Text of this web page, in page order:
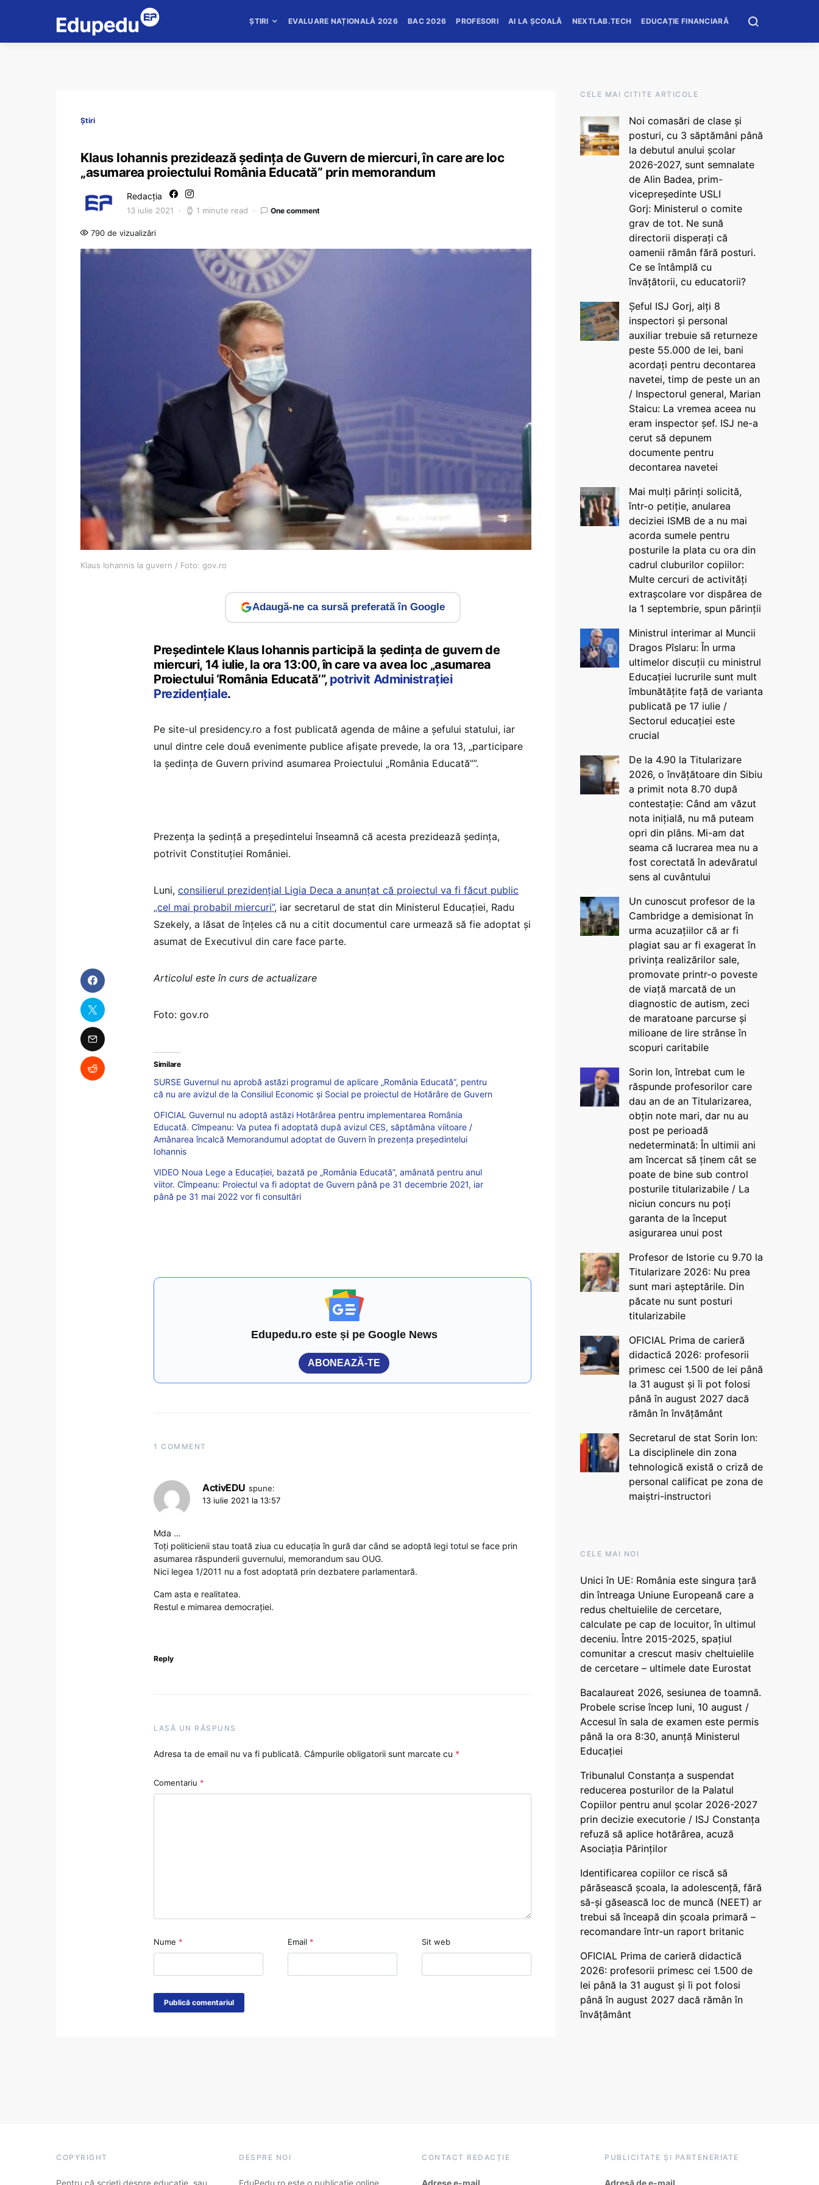
ȘTIRI EVALUARE NAȚIONALĂ 2026 BAC 2026 PROFESORI AI LA ȘCOALĂ NEXTLAB.TECH EDUCAȚIE FINANCIARĂ
Știri
Klaus Iohannis prezidează ședința de Guvern de miercuri, în care are loc
„asumarea proiectului România Educată” prin memorandum
Redacția
13 iulie 2021 1 minute read One comment
790 de vizualizări
Klaus Iohannis la guvern / Foto: gov.ro
Adaugă-ne ca sursă preferată în Google
Președintele Klaus Iohannis participă la ședința de guvern de
miercuri, 14 iulie, la ora 13:00, în care va avea loc „asumarea
Proiectului ‘România Educată’”, potrivit Administrației
Prezidențiale.
Pe site-ul presidency.ro a fost publicată agenda de mâine a șefului statului, iar
unul dintre cele două evenimente publice afișate prevede, la ora 13, „participare
la ședința de Guvern privind asumarea Proiectului „România Educată””.
Prezența la ședință a președintelui înseamnă că acesta prezidează ședința,
potrivit Constituției României.
Luni, consilierul prezidențial Ligia Deca a anunțat că proiectul va fi făcut public
„cel mai probabil miercuri”, iar secretarul de stat din Ministerul Educației, Radu
Szekely, a lăsat de înțeles că nu a citit documentul care urmează să fie adoptat și
asumat de Executivul din care face parte.
Articolul este în curs de actualizare
Foto: gov.ro
Similare
SURSE Guvernul nu aprobă astăzi programul de aplicare „România Educată”, pentru
că nu are avizul de la Consiliul Economic și Social pe proiectul de Hotărâre de Guvern
OFICIAL Guvernul nu adoptă astăzi Hotărârea pentru implementarea România
Educată. Cîmpeanu: Va putea fi adoptată după avizul CES, săptămâna viitoare /
Amânarea încalcă Memorandumul adoptat de Guvern în prezența președintelui
Iohannis
VIDEO Noua Lege a Educației, bazată pe „România Educată”, amânată pentru anul
viitor. Cîmpeanu: Proiectul va fi adoptat de Guvern până pe 31 decembrie 2021, iar
până pe 31 mai 2022 vor fi consultări
Edupedu.ro este și pe Google News
ABONEAZĂ-TE
1 COMMENT
ActivEDU spune:
13 iulie 2021 la 13:57
Mda …
Toți politicienii stau toată ziua cu educația în gură dar când se adoptă legi totul se face prin
asumarea răspunderii guvernului, memorandum sau OUG.
Nici legea 1/2011 nu a fost adoptată prin dezbatere parlamentară.
Cam asta e realitatea.
Restul e mimarea democrației.
Reply
LASĂ UN RĂSPUNS
Adresa ta de email nu va fi publicată. Câmpurile obligatorii sunt marcate cu *
Comentariu *
Nume * Email * Sit web
CELE MAI CITITE ARTICOLE
Noi comasări de clase și
posturi, cu 3 săptămâni până
la debutul anului școlar
2026-2027, sunt semnalate
de Alin Badea, prim-
vicepreședinte USLI
Gorj: Ministerul o comite
grav de tot. Ne sună
directorii disperați că
oamenii rămân fără posturi.
Ce se întâmplă cu
învățătorii, cu educatorii?
Șeful ISJ Gorj, alți 8
inspectori și personal
auxiliar trebuie să returneze
peste 55.000 de lei, bani
acordați pentru decontarea
navetei, timp de peste un an
/ Inspectorul general, Marian
Staicu: La vremea aceea nu
eram inspector șef. ISJ ne-a
cerut să depunem
documente pentru
decontarea navetei
Mai mulți părinți solicită,
într-o petiție, anularea
deciziei ISMB de a nu mai
acorda sumele pentru
posturile la plata cu ora din
cadrul cluburilor copiilor:
Multe cercuri de activități
extrașcolare vor dispărea de
la 1 septembrie, spun părinții
Ministrul interimar al Muncii
Dragos Pîslaru: În urma
ultimelor discuții cu ministrul
Educației lucrurile sunt mult
îmbunătățite față de varianta
publicată pe 17 iulie /
Sectorul educației este
crucial
De la 4.90 la Titularizare
2026, o învățătoare din Sibiu
a primit nota 8.70 după
contestație: Când am văzut
nota inițială, nu mă puteam
opri din plâns. Mi-am dat
seama că lucrarea mea nu a
fost corectată în adevăratul
sens al cuvântului
Un cunoscut profesor de la
Cambridge a demisionat în
urma acuzațiilor că ar fi
plagiat sau ar fi exagerat în
privința realizărilor sale,
promovate printr-o poveste
de viață marcată de un
diagnostic de autism, zeci
de maratoane parcurse și
milioane de lire strânse în
scopuri caritabile
Sorin Ion, întrebat cum le
răspunde profesorilor care
dau an de an Titularizarea,
obțin note mari, dar nu au
post pe perioadă
nedeterminată: În ultimii ani
am încercat să ținem cât se
poate de bine sub control
posturile titularizabile / La
niciun concurs nu poți
garanta de la început
asigurarea unui post
Profesor de Istorie cu 9.70 la
Titularizare 2026: Nu prea
sunt mari așteptările. Din
păcate nu sunt posturi
titularizabile
OFICIAL Prima de carieră
didactică 2026: profesorii
primesc cei 1.500 de lei până
la 31 august și îi pot folosi
până în august 2027 dacă
rămân în învățământ
Secretarul de stat Sorin Ion:
La disciplinele din zona
tehnologică există o criză de
personal calificat pe zona de
maiștri-instructori
CELE MAI NOI
Unici în UE: România este singura țară
din întreaga Uniune Europeană care a
redus cheltuielile de cercetare,
calculate pe cap de locuitor, în ultimul
deceniu. Între 2015-2025, spațiul
comunitar a crescut masiv cheltuielile
de cercetare – ultimele date Eurostat
Bacalaureat 2026, sesiunea de toamnă.
Probele scrise încep luni, 10 august /
Accesul în sala de examen este permis
până la ora 8:30, anunță Ministerul
Educației
Tribunalul Constanța a suspendat
reducerea posturilor de la Palatul
Copiilor pentru anul școlar 2026-2027
prin decizie executorie / ISJ Constanța
refuză să aplice hotărârea, acuză
Asociația Părinților
Identificarea copiilor ce riscă să
părăsească școala, la adolescență, fără
să-și găsească loc de muncă (NEET) ar
trebui să înceapă din școala primară –
recomandare într-un raport britanic
OFICIAL Prima de carieră didactică
2026: profesorii primesc cei 1.500 de
lei până la 31 august și îi pot folosi
până în august 2027 dacă rămân în
învățământ
COPYRIGHT
Pentru că scrieți despre educație, sau
DESPRE NOI
EduPedu.ro este o publicație online
CONTACT REDACȚIE
Adrese e-mail
PUBLICITATE ȘI PARTENERIATE
Adresă de e-mail